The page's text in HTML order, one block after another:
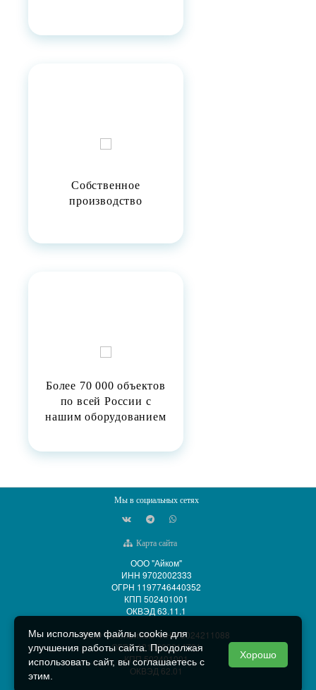
Собственное
производство
Более 70 000 объектов
по всей России с
нашим оборудованием
Мы в социальных сетях
Карта сайта
ООО "Айком"
ИНН 9702002333
ОГРН 1197746440352
КПП 502401001
ОКВЭД 63.11.1
ООО "АйСиБиКом" ИНН 5024211088
ОГРН 1215000014701
КПП 502401001
ОКВЭД 62.01
Мы используем файлы cookie для
улучшения работы сайта. Продолжая
использовать сайт, вы соглашаетесь с
этим.
Хорошо